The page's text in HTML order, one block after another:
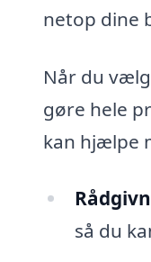
netop dine
Når du
gøre hele
kan hjælpe
så du